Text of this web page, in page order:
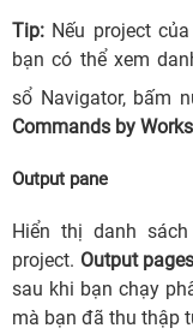
Tip: Nếu project
bạn có thể xem
sổ Navigator, bấm
Commands by
Output pane
Hiển thị danh sách
project. Output pages
sau khi bạn chạy
mà bạn đã thu thập